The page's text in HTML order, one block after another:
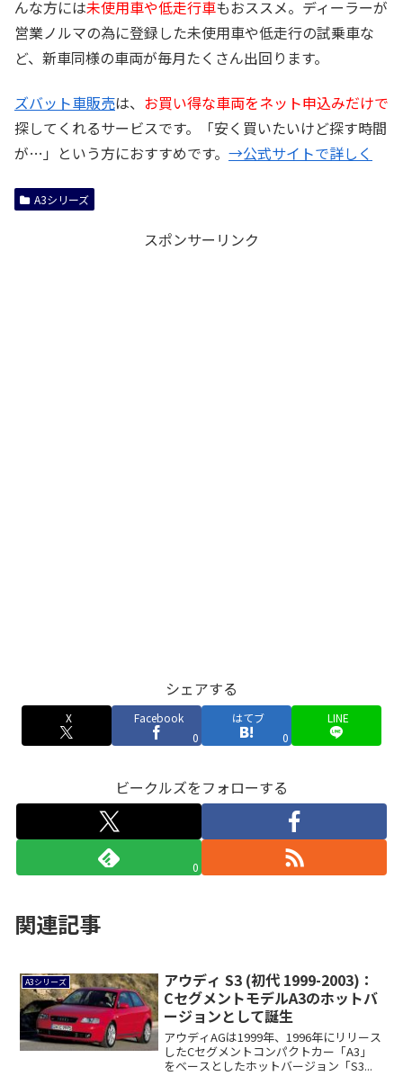
んな方には未使用車や低走行車もおススメ。ディーラーが
営業ノルマの為に登録した未使用車や低走行の試乗車な
ど、新車同様の車両が毎月たくさん出回ります。
ズバット車販売は、 お買い得な車両をネット申込みだけで
探してくれるサービスです。「安く買いたいけど探す時間
が…」という方におすすめです。 →公式サイトで詳しく
A3シリーズ
スポンサーリンク
シェアする
X
Facebook
0
はてブ
0
LINE
ビークルズをフォローする
0
関連記事
A3シリーズ
アウディ S3 (初代 1999-2003)：
CセグメントモデルA3のホットバ
ージョンとして誕生
アウディAGは1999年、1996年にリリース
したCセグメントコンパクトカー「A3」
をベースとしたホットバージョン「S3...